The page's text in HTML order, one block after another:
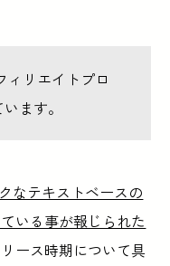
ィリエイトプロ
ます。
なテキストベースの
いる事が報じられた
ース時期について具